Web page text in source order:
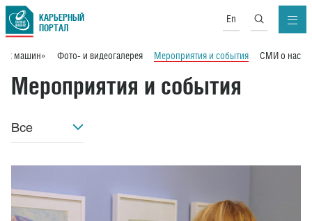
КАРЬЕРНЫЙ
ПОРТАЛ
En
машин» Фото- и видеогалерея Мероприятия и события СМИ о нас
Мероприятия и события
Все